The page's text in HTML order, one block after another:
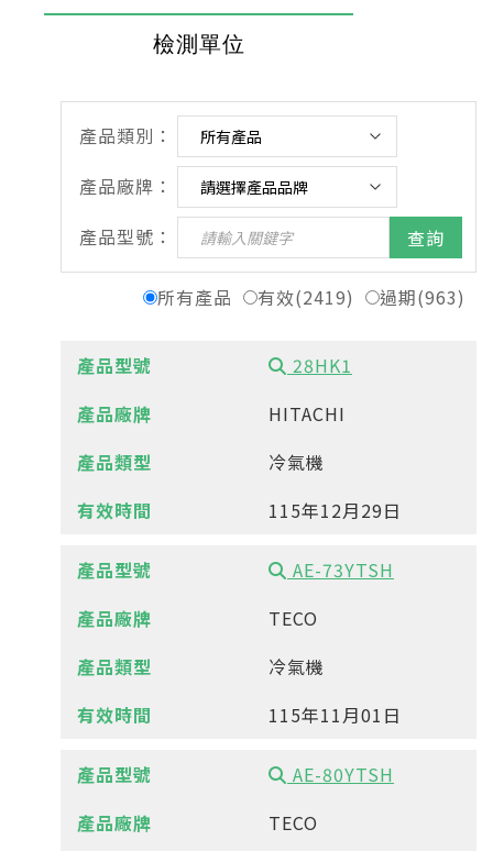
檢測單位
產品類別：
產品廠牌：
產品型號：
查詢
所有產品 有效(2419) 過期(963)
28HK1
HITACHI
冷氣機
115年12月29日
AE-73YTSH
TECO
冷氣機
115年11月01日
AE-80YTSH
TECO